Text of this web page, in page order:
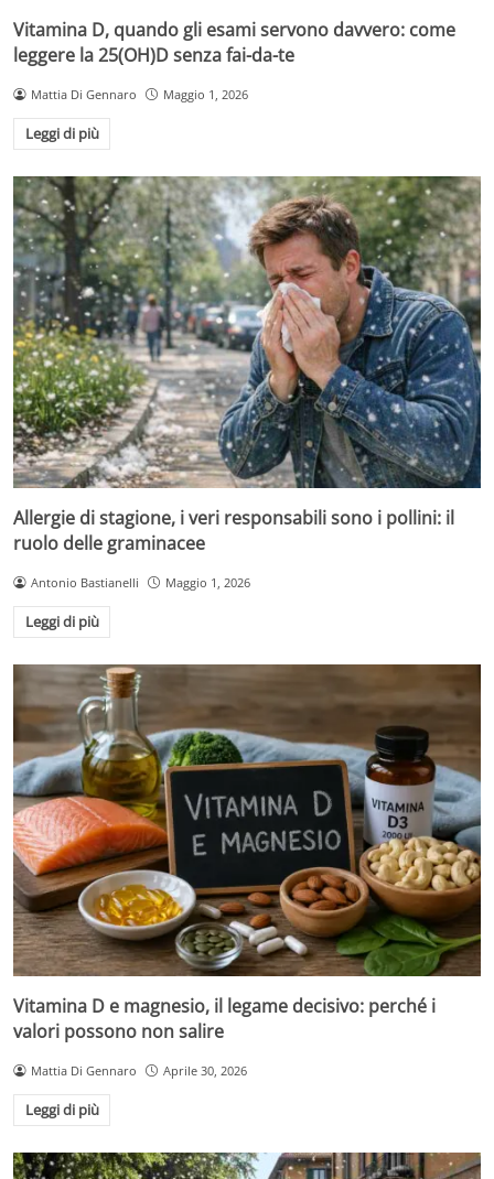
Vitamina D, quando gli esami servono davvero: come
leggere la 25(OH)D senza fai-da-te
Mattia Di Gennaro Maggio 1, 2026
Leggi di più
Allergie di stagione, i veri responsabili sono i pollini: il
ruolo delle graminacee
Antonio Bastianelli Maggio 1, 2026
Leggi di più
Vitamina D e magnesio, il legame decisivo: perché i
valori possono non salire
Mattia Di Gennaro Aprile 30, 2026
Leggi di più